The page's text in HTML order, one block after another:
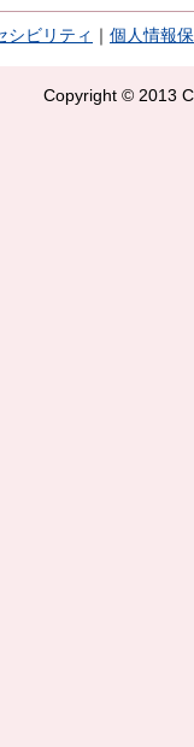
シビリティ 個人情報
Copyright © 2013